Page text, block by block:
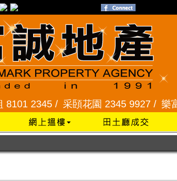
采頣花園 2345 9927 /樂富 2321 2287 /